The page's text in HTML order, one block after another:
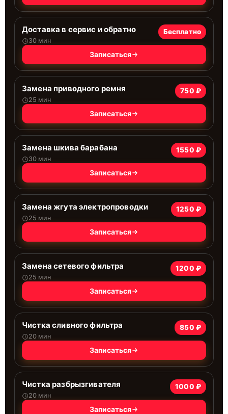
Доставка в сервис и обратно
30 мин
Бесплатно
Записаться
Замена приводного ремня
25 мин
750 ₽
Записаться
Замена шкива барабана
30 мин
1550 ₽
Записаться
Замена жгута электропроводки
25 мин
1250 ₽
Записаться
Замена сетевого фильтра
25 мин
1200 ₽
Записаться
Чистка сливного фильтра
20 мин
850 ₽
Записаться
Чистка разбрызгивателя
20 мин
1000 ₽
Записаться